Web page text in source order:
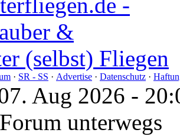
· SR - SS · Advertise · Datenschutz ·
Aug 2026 -
unterwegs